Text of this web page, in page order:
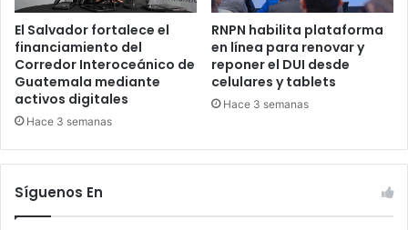
El Salvador fortalece el
financiamiento del
Corredor Interoceánico de
Guatemala mediante
activos digitales
Hace 3 semanas
RNPN habilita plataforma
en línea para renovar y
reponer el DUI desde
celulares y tablets
Hace 3 semanas
Síguenos En